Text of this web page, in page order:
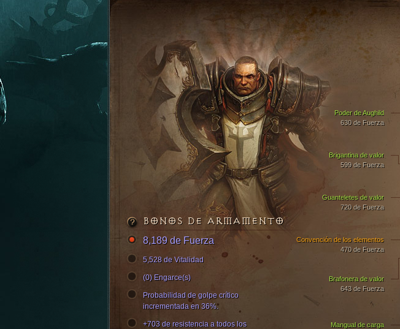
Brigantina de valor
599 de Fuerza
Guanteletes de valor
720 de Fuerza
Poder de Aughild
630 de Fuerza
Brafonera de valor
643 de Fuerza
Mangual de carga
Convención de los elementos
470 de Fuerza
BONOS DE ARMAMENTO
8,189 de Fuerza
5,528 de Vitalidad
(0) Engarce(s)
Probabilidad de golpe crítico
incrementada en 36%.
+703 de resistencia a todos los